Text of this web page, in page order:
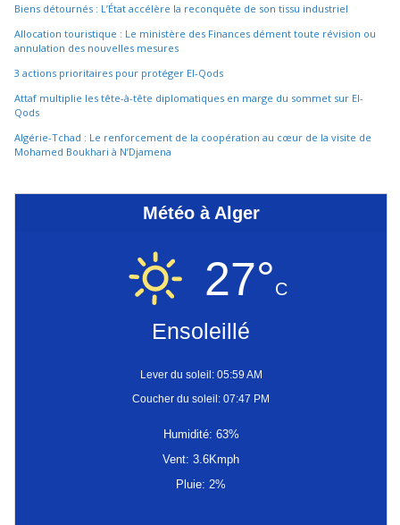
Biens détournés : L’État accélère la reconquête de son tissu industriel
Allocation touristique : Le ministère des Finances dément toute révision ou
annulation des nouvelles mesures
3 actions prioritaires pour protéger El-Qods
Attaf multiplie les tête-à-tête diplomatiques en marge du sommet sur El-
Qods
Algérie-Tchad : Le renforcement de la coopération au cœur de la visite de
Mohamed Boukhari à N’Djamena
Météo à Alger
27°C
Ensoleillé
Lever du soleil: 05:59 AM
Coucher du soleil: 07:47 PM
Humidité: 63%
Vent: 3.6Kmph
Pluie: 2%